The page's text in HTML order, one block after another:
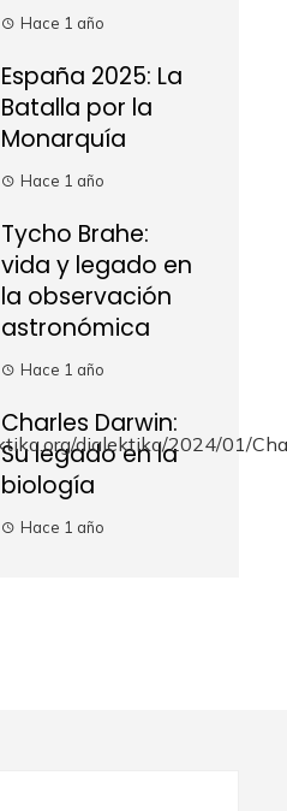
Hace 1 año
España 2025: La
Batalla por la
Monarquía
Hace 1 año
Tycho Brahe:
vida y legado en
la observación
astronómica
Hace 1 año
Charles Darwin:
Su legado en la
biología
Hace 1 año